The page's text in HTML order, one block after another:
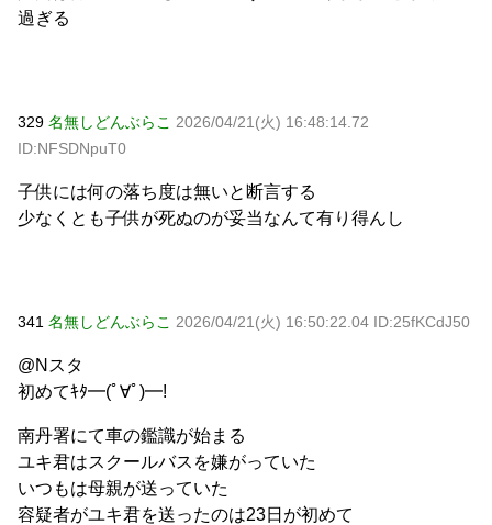
過ぎる
329 名無しどんぶらこ 2026/04/21(火) 16:48:14.72
ID:NFSDNpuT0
子供には何の落ち度は無いと断言する
少なくとも子供が死ぬのが妥当なんて有り得んし
341 名無しどんぶらこ 2026/04/21(火) 16:50:22.04 ID:25fKCdJ50
@Nスタ
初めてｷﾀ━(ﾟ∀ﾟ)━!
南丹署にて車の鑑識が始まる
ユキ君はスクールバスを嫌がっていた
いつもは母親が送っていた
容疑者がユキ君を送ったのは23日が初めて